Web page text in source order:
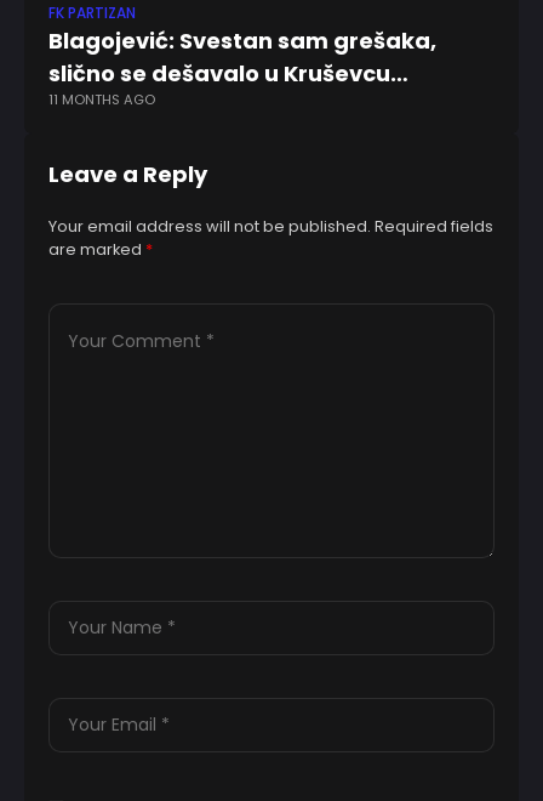
FK PARTIZAN
Blagojević: Svestan sam grešaka,
slično se dešavalo u Kruševcu…
11 MONTHS AGO
Leave a Reply
Your email address will not be published. Required fields
are marked *